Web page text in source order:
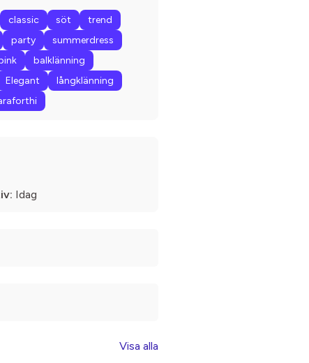
classic söt
trend
party
summerdress
balklänning
Elegant
långklänning
Idag
Visa alla